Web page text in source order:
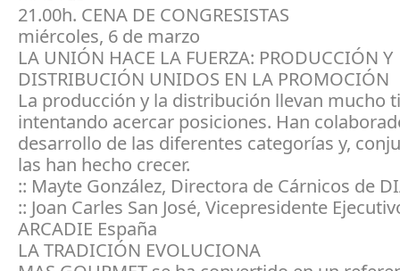
21.00h. CENA DE CONGRESISTAS
miércoles, 6 de marzo
LA UNIÓN HACE LA FUERZA: PRODUCCIÓN Y
DISTRIBUCIÓN UNIDOS EN LA PROMOCIÓN
La producción y la distribución llevan mucho
intentando acercar posiciones. Han
desarrollo de las diferentes categorías y,
las han hecho crecer.
:: Mayte González, Directora de Cárnicos de
:: Joan Carles San José, Vicepresidente
ARCADIE España
LA TRADICIÓN EVOLUCIONA